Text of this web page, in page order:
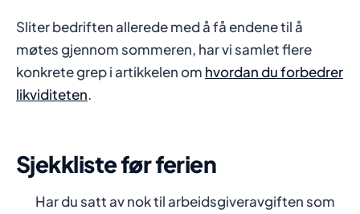
Sliter bedriften allerede med å få endene til å
møtes gjennom sommeren, har vi samlet flere
konkrete grep i artikkelen om hvordan du forbedrer
likviditeten.
Sjekkliste før ferien
Har du satt av nok til arbeidsgiveravgiften som